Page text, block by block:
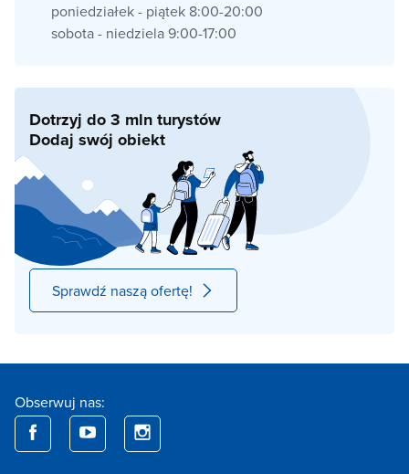
poniedziałek - piątek 8:00-20:00
sobota - niedziela 9:00-17:00
Dotrzyj do 3 mln turystów
Dodaj swój obiekt
Sprawdź naszą ofertę!
Obserwuj nas: